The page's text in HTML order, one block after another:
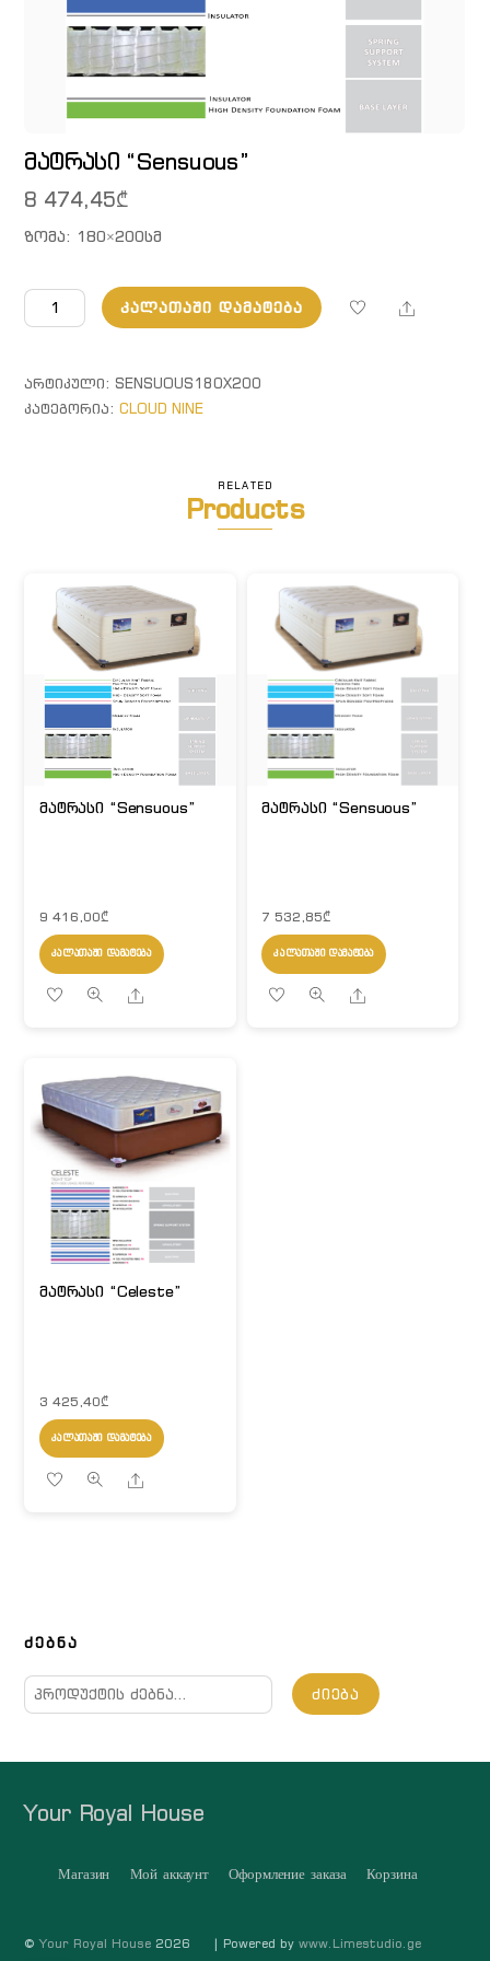
მატრასი “Sensuous”
8 474,45₾
ზომა: 180×200სმ
რაოდენობა:
მატრასი
ᲙᲐᲚᲐᲗᲐᲨᲘ ᲓᲐᲛᲐᲢᲔᲑᲐ Share
ᲐᲠᲢᲘᲙᲣᲚᲘ:SENSUOUS180X200
ᲙᲐᲢᲔᲒᲝᲠᲘᲐ:CLOUD NINE
RELATED
Products
მატრასი “Sensuous”
9 416,00₾
ᲙᲐᲚᲐᲗᲐᲨᲘ ᲓᲐᲛᲐᲢᲔᲑᲐ
Share
მატრასი “Sensuous”
7 532,85₾
ᲙᲐᲚᲐᲗᲐᲨᲘ ᲓᲐᲛᲐᲢᲔᲑᲐ
Share
მატრასი “Celeste”
3 425,40₾
ᲙᲐᲚᲐᲗᲐᲨᲘ ᲓᲐᲛᲐᲢᲔᲑᲐ
Share
ᲫᲔᲑᲜᲐ
ძებნა:
ᲫᲘᲔᲑᲐ
Your Royal House
Магазин Мой аккаунт Оформление заказа Корзина
©Your Royal House 2026 | Powered by www.Limestudio.ge